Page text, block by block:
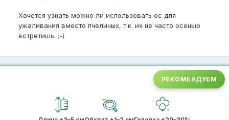
Хочется узнать можно ли использовать ос для
ужаливания вместо пчелиных, т.к. их не часто осенью
встретишь. ;-)
РЕКОМЕНДУЕМ